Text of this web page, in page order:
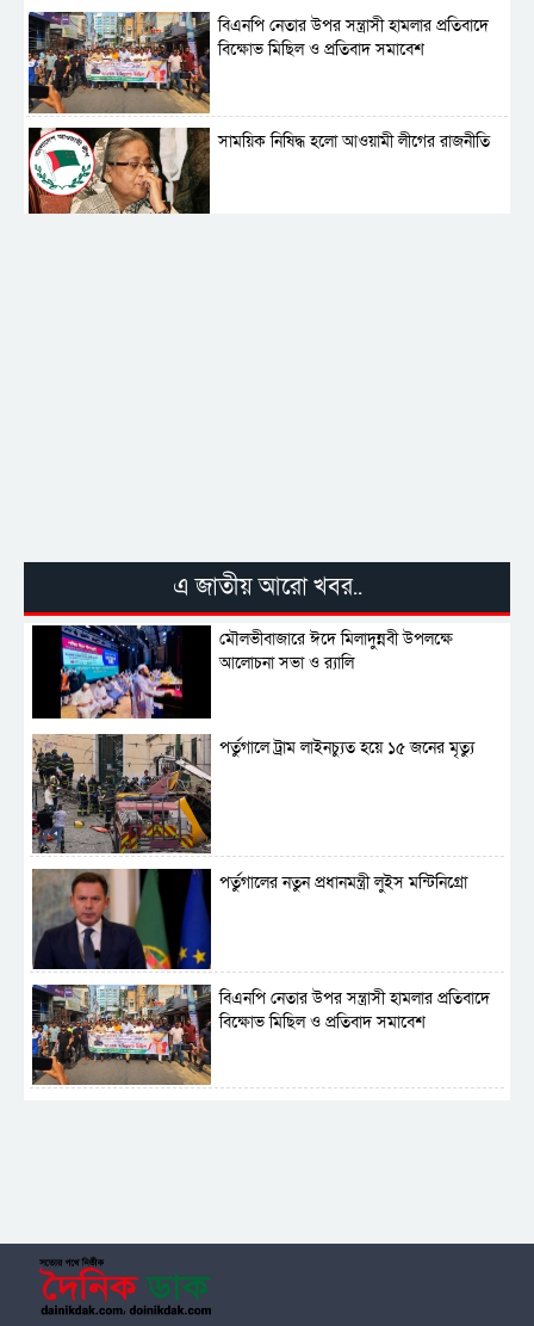
বিএনপি নেতার উপর সন্ত্রাসী হামলার প্রতিবাদে
বিক্ষোভ মিছিল ও প্রতিবাদ সমাবেশ
সাময়িক নিষিদ্ধ হলো আওয়ামী লীগের রাজনীতি
সার্বভৌমত্ব-স্বাধীনতা অক্ষুণ্ন রাখতে সবসময়
এ জাতীয় আরো খবর..
মৌলভীবাজারে ঈদে মিলাদুন্নবী উপলক্ষে
আলোচনা সভা ও র‍্যালি
পর্তুগালে ট্রাম লাইনচ্যুত হয়ে ১৫ জনের মৃত্যু
পর্তুগালের নতুন প্রধানমন্ত্রী লুইস মন্টিনিগ্রো
বিএনপি নেতার উপর সন্ত্রাসী হামলার প্রতিবাদে
বিক্ষোভ মিছিল ও প্রতিবাদ সমাবেশ